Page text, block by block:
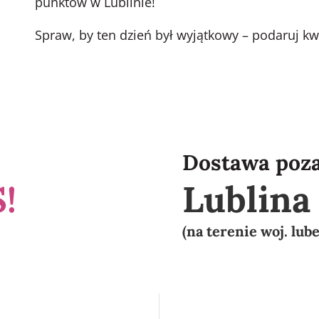
Spraw, by ten dzień był wyjątkowy – podaruj
Dostawa
Lublina
(na terenie woj.